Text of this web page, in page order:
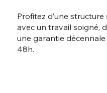
Profitez d’une
avec un travail soigné,
une garantie
48h.